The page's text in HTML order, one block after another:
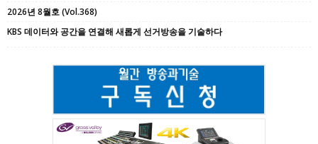
2026년 8월호 (Vol.368)
KBS 데이터와 공간을 연결해 새롭게 선거방송을 기술하다